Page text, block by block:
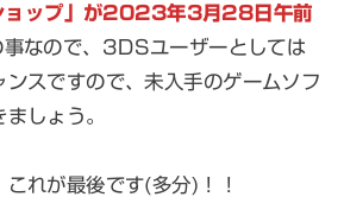
ップ」が2023年3月28日午前
事なので、3DSユーザーとしては
ンスですので、未入手のゲームソフ
しょう。
れが最後です(多分)！！